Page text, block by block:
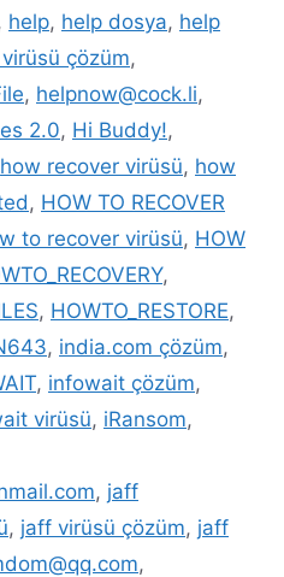
help, help dosya, help
çözüm,
, helpnow@cock.li,
2.0, Hi Buddy!,
how recover virüsü, how
, HOW TO RECOVER
to recover virüsü, HOW
,
, HOWTO_RESTORE,
, india.com çözüm,
, infowait çözüm,
virüsü, iRansom,
, jaff
, jaff virüsü çözüm, jaff
,